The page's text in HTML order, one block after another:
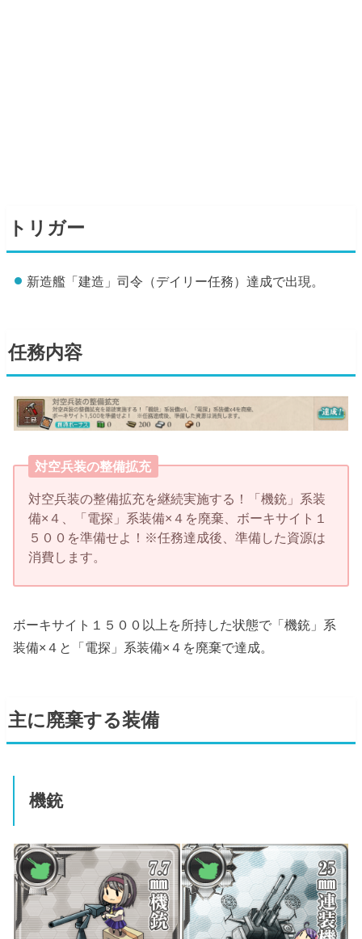
トリガー
新造艦「建造」司令（デイリー任務）達成で出現。
任務内容
対空兵装の整備拡充
対空兵装の整備拡充を継続実施する！「機銃」系装
備×４、「電探」系装備×４を廃棄、ボーキサイト１
５００を準備せよ！※任務達成後、準備した資源は
消費します。
ボーキサイト１５００以上を所持した状態で「機銃」系
装備×４と「電探」系装備×４を廃棄で達成。
主に廃棄する装備
機銃